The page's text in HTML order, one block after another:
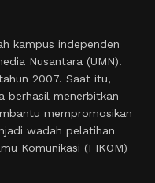
kampus independen
Nusantara (UMN).
2007. Saat itu,
berhasil menerbitkan
mempromosikan
wadah pelatihan
Komunikasi (FIKOM)